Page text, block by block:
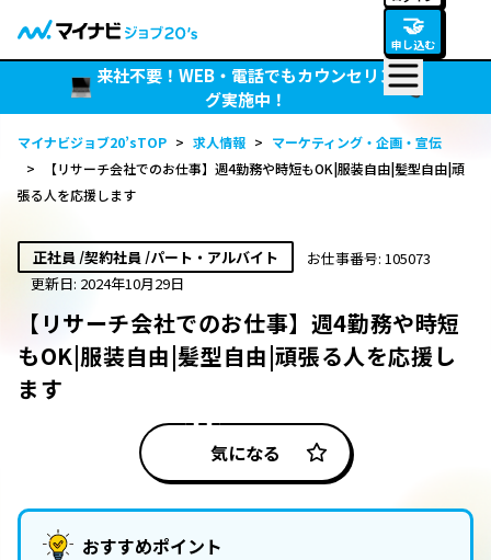
🤝
申し込む
来社不要！WEB・電話でもカウンセリン
グ実施中！
マイナビジョブ20’sTOP > 求人情報 > マーケティング・企画・宣伝
>
【リサーチ会社でのお仕事】週4勤務や時短もOK|服装自由|髪型自由|頑
張る人を応援します
正社員 /契約社員 /パート・アルバイト
お仕事番号: 105073
更新日: 2024年10月29日
【リサーチ会社でのお仕事】週4勤務や時短
もOK|服装自由|髪型自由|頑張る人を応援し
ます
気になる
おすすめポイント